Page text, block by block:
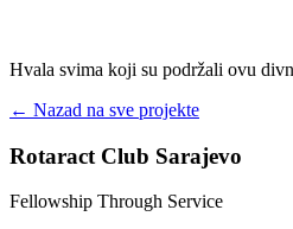
Hvala svima koji su podržali ovu
← Nazad na sve projekte
Rotaract Club Sarajevo
Fellowship Through Service